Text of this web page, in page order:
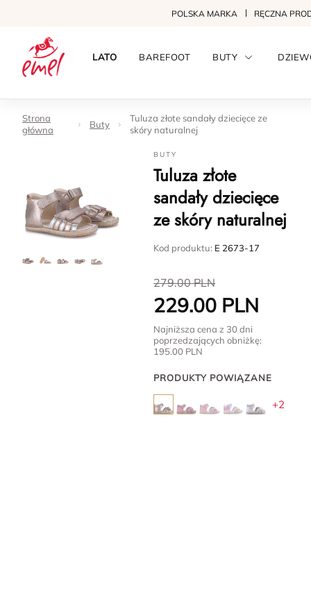
POLSKA MARKA RĘCZNA
LATO BAREFOOT BUTY
Strona
główna
Buty
Tuluza złote sandały dziecięce ze
skóry naturalnej
BUTY
Tuluza złote
sandały dziecięce
ze skóry naturalnej
Kod produktu: E 2673-17
279.00PLN
229.00 PLN
Najniższa cena z 30 dni
poprzedzających obniżkę:
195.00 PLN
PRODUKTY POWIĄZANE
+2